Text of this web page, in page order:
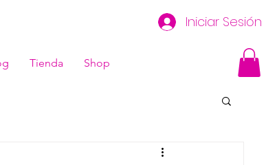
Iniciar Sesión
Tienda Shop